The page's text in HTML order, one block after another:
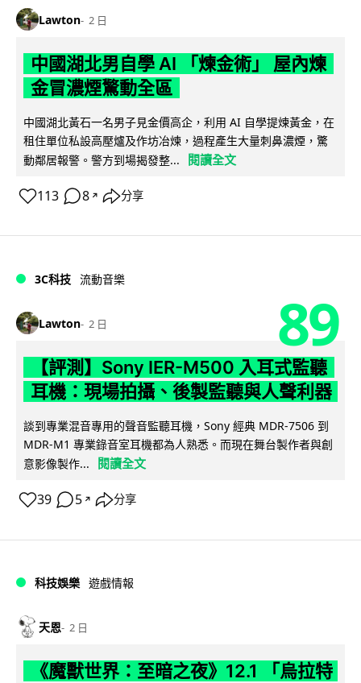
Lawton 2 日
中國湖北男自學 AI 「煉金術」 屋內煉
金冒濃煙驚動全區
中國湖北黃石一名男子見金價高企，利用 AI 自學提煉黃金，在
租住單位私設高壓爐及作坊冶煉，過程產生大量刺鼻濃煙，驚
動鄰居報警。警方到場揭發整...
閱讀全文
113 8 ↗ 分享
3C科技 流動音樂
Lawton 2 日 89
【評測】Sony IER-M500 入耳式監聽
耳機：現場拍攝、後製監聽與人聲利器
談到專業混音專用的聲音監聽耳機，Sony 經典 MDR-7506 到
MDR-M1 專業錄音室耳機都為人熟悉。而現在舞台製作者與創
意影像製作...
閱讀全文
39 5 ↗ 分享
科技娛樂 遊戲情報
天恩 2 日
《魔獸世界：至暗之夜》12.1 「烏拉特